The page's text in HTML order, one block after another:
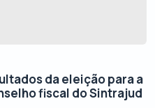
da eleição para a
fiscal do Sintrajud